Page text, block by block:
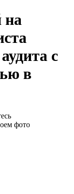
на
с
в
фото